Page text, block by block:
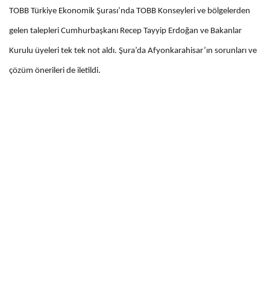
TOBB Türkiye Ekonomik Şurası’nda TOBB Konseyleri ve bölgelerden
gelen talepleri Cumhurbaşkanı Recep Tayyip Erdoğan ve Bakanlar
Kurulu üyeleri tek tek not aldı. Şura’da Afyonkarahisar’ın sorunları ve
çözüm önerileri de iletildi.